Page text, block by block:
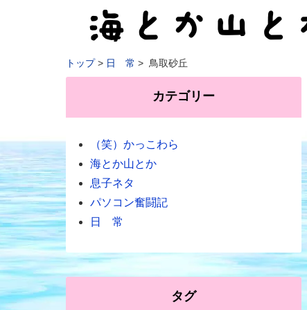
トップ 日 常 鳥取砂丘
カテゴリー
（笑）かっこわら
海とか山とか
息子ネタ
パソコン奮闘記
日 常
タグ